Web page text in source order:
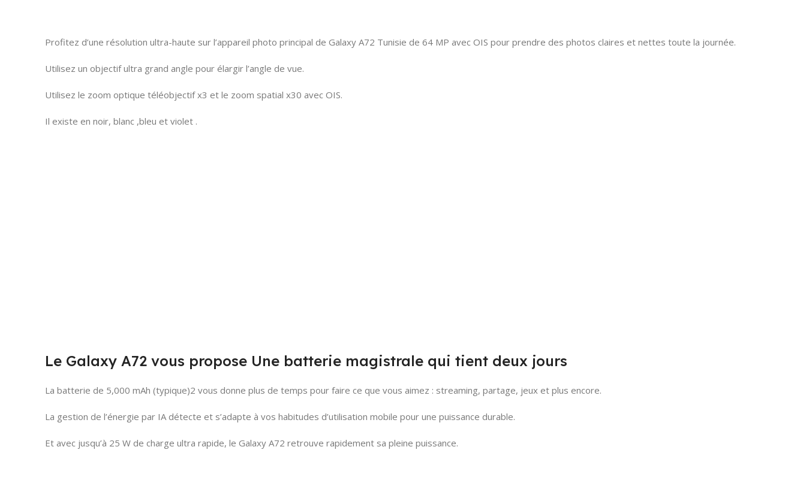
Profitez d’une résolution ultra-haute sur l’appareil photo principal de Galaxy A72 Tunisie de 64 MP avec OIS pour prendre des photos claires et nettes toute la journée.
Utilisez un objectif ultra grand angle pour élargir l’angle de vue.
Utilisez le zoom optique téléobjectif x3 et le zoom spatial x30 avec OIS.
Il existe en noir, blanc ,bleu et violet .
Le Galaxy A72 vous propose Une batterie magistrale qui tient deux jours
La batterie de 5,000 mAh (typique)2 vous donne plus de temps pour faire ce que vous aimez : streaming, partage, jeux et plus encore.
La gestion de l’énergie par IA détecte et s’adapte à vos habitudes d’utilisation mobile pour une puissance durable.
Et avec jusqu’à 25 W de charge ultra rapide, le Galaxy A72 retrouve rapidement sa pleine puissance.